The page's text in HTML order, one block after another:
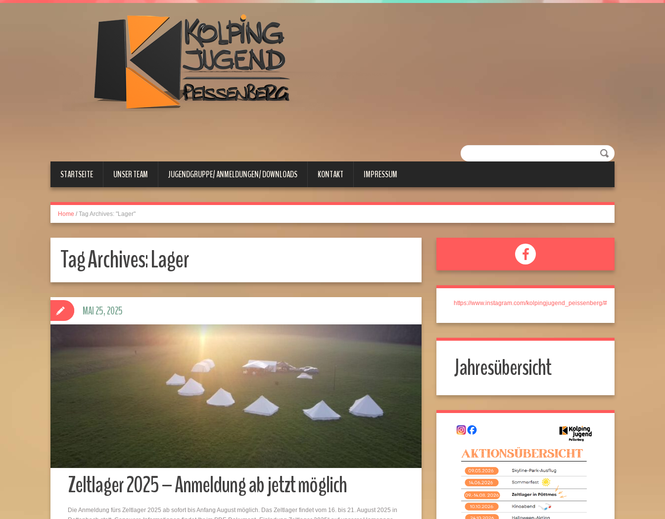
STARTSEITE UNSER TEAM JUGENDGRUPPE/ ANMELDUNGEN/ DOWNLOADS KONTAKT IMPRESSUM
Home / Tag Archives: "Lager"
Tag Archives:Lager
Zeltlager 2025 – Anmeldung ab jetzt möglich
Die Anmeldung fürs Zeltlager 2025 ab sofort bis Anfang August möglich. Das Zeltlager findet vom 16. bis 21. August 2025 in
MAI 25, 2025
https://www.instagram.com/kolpingjugend_peissenberg/#
Jahresübersicht